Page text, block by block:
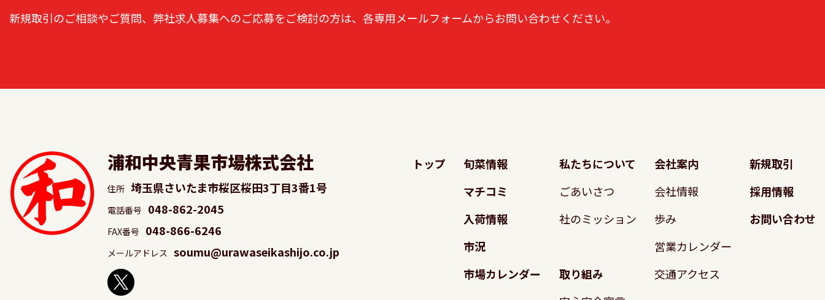
新規取引のご相談やご質問、弊社求人募集へのご応募をご検討の方は、各専用メールフォームからお問い合わせください。
浦和中央青果市場株式会社
住所 埼玉県さいたま市桜区桜田3丁目3番1号
電話番号 048-862-2045
FAX番号 048-866-6246
メールアドレス soumu@urawaseikashijo.co.jp
トップ
旬菜情報
マチコミ
入荷情報
市況
市場カレンダー
私たちについて
ごあいさつ
社のミッション
取り組み
会社案内
会社情報
歩み
営業カレンダー
交通アクセス
新規取引
採用情報
お問い合わせ